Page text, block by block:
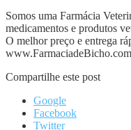
Somos uma Farmácia
medicamentos e produtos
O melhor preço e entrega
Compartilhe este post
Google
Facebook
Twitter